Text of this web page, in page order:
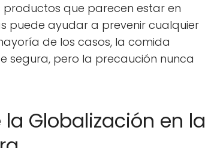
que parecen estar en
puede ayudar a prevenir cualquier
de los casos, la comida
segura, pero la precaución nunca
Globalización en la